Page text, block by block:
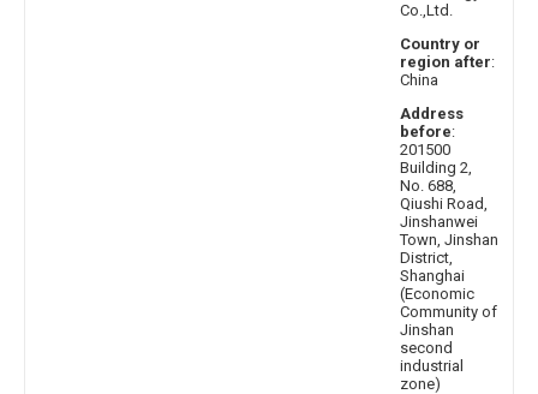
Co.,Ltd.
Country or
region after:
China
Address
before:
201500
Building 2,
No. 688,
Qiushi Road,
Jinshanwei
Town, Jinshan
District,
Shanghai
(Economic
Community of
Jinshan
second
industrial
zone)